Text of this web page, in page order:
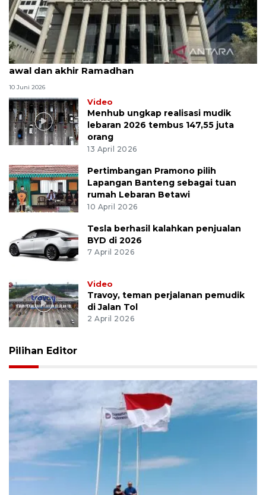
MK uji materi UU Peradilan Agama perihal isbat
awal dan akhir Ramadhan
10 Juni 2026
Video
Menhub ungkap realisasi mudik
lebaran 2026 tembus 147,55 juta
orang
13 April 2026
Pertimbangan Pramono pilih
Lapangan Banteng sebagai tuan
rumah Lebaran Betawi
10 April 2026
Tesla berhasil kalahkan penjualan
BYD di 2026
7 April 2026
Video
Travoy, teman perjalanan pemudik
di Jalan Tol
2 April 2026
Pilihan Editor